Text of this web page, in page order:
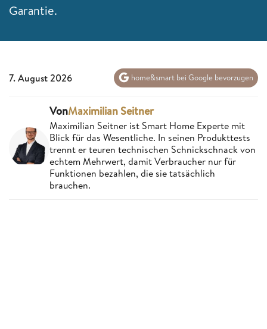
Garantie.
7. August 2026 home&smart bei Google bevorzugen
VonMaximilian Seitner
Maximilian Seitner ist Smart Home Experte mit
Blick für das Wesentliche. In seinen Produkttests
trennt er teuren technischen Schnickschnack von
echtem Mehrwert, damit Verbraucher nur für
Funktionen bezahlen, die sie tatsächlich
brauchen.